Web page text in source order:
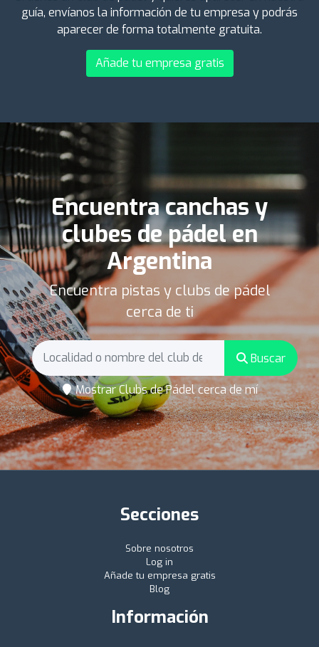
guía, envíanos la información de tu empresa y podrás
aparecer de forma totalmente gratuita.
Añade tu empresa gratis
Encuentra canchas y
clubes de pádel en
Argentina
Encuentra pistas y clubs de pádel
cerca de ti
Buscar
Mostrar Clubs de Pádel cerca de mí
Secciones
Sobre nosotros
Log in
Añade tu empresa gratis
Blog
Información